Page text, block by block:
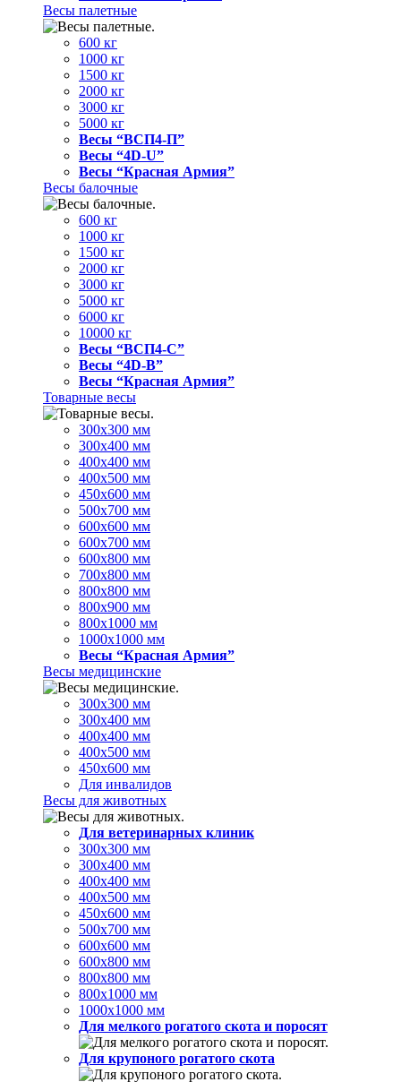
Весы палетные
600 кг
1000 кг
1500 кг
2000 кг
3000 кг
5000 кг
Весы “ВСП4-П”
Весы “4D-U”
Весы “Красная Армия”
Весы балочные
600 кг
1000 кг
1500 кг
2000 кг
3000 кг
5000 кг
6000 кг
10000 кг
Весы “ВСП4-С”
Весы “4D-В”
Весы “Красная Армия”
Товарные весы
300х300 мм
300х400 мм
400х400 мм
400х500 мм
450х600 мм
500х700 мм
600х600 мм
600х700 мм
600х800 мм
700х800 мм
800х800 мм
800х900 мм
800х1000 мм
1000х1000 мм
Весы “Красная Армия”
Весы медицинские
300х300 мм
300х400 мм
400х400 мм
400х500 мм
450х600 мм
Для инвалидов
Весы для животных
Для ветеринарных клиник
300х300 мм
300х400 мм
400х400 мм
400х500 мм
450х600 мм
500х700 мм
600х600 мм
600х800 мм
800х800 мм
800х1000 мм
1000х1000 мм
Для мелкого рогатого скота и поросят
Для крупоного рогатого скота